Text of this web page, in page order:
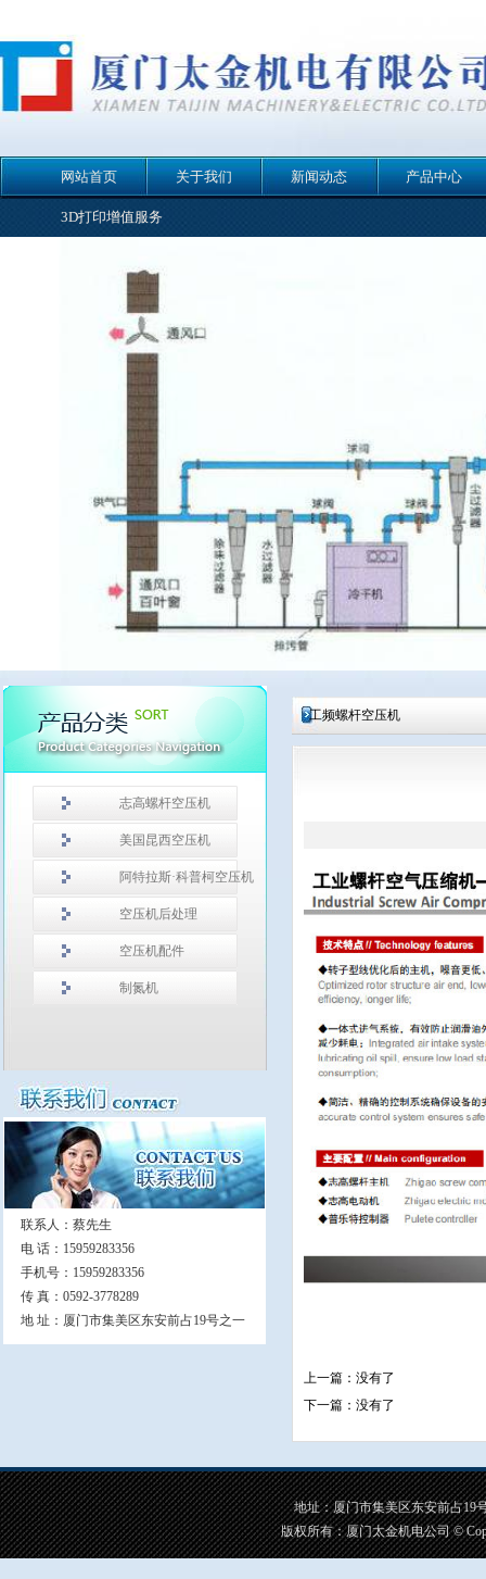
网站首页 关于我们 新闻动态 产品中心
3D打印增值服务
志高螺杆空压机
美国昆西空压机
阿特拉斯·科普柯空压机
空压机后处理
空压机配件
制氮机
联系人：蔡先生
电 话：15959283356
手机号：15959283356
传 真：0592-3778289
地 址：厦门市集美区东安前占19号之一
工频螺杆空压机
上一篇：没有了
下一篇：没有了
地址：厦门市集美区东安前占19
版权所有：厦门太金机电公司 ©